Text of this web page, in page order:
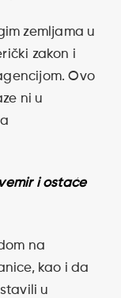
zemljama u
zakon i
Ovo
ni u
i ostaće
na
kao i da
u